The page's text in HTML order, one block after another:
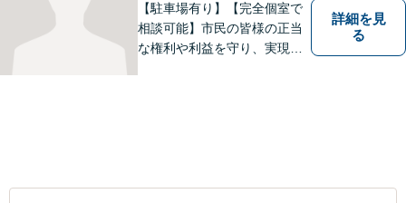
【駐車場有り】【完全個室で
相談可能】市民の皆様の正当
な権利や利益を守り、実現す
詳細を見
る